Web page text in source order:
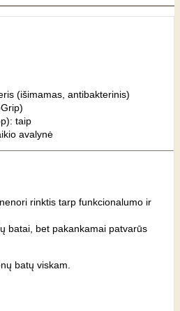
(išimamas, antibakterinis)
taip
avalynė
rinktis tarp funkcionalumo ir
batai, bet pakankamai patvarūs
batų viskam.